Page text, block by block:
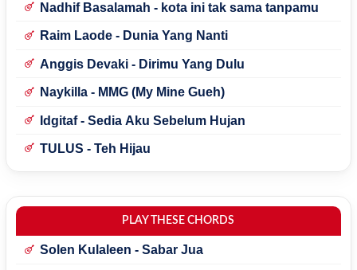
Nadhif Basalamah - kota ini tak sama tanpamu
Raim Laode - Dunia Yang Nanti
Anggis Devaki - Dirimu Yang Dulu
Naykilla - MMG (My Mine Gueh)
Idgitaf - Sedia Aku Sebelum Hujan
TULUS - Teh Hijau
PLAY THESE CHORDS
Solen Kulaleen - Sabar Jua